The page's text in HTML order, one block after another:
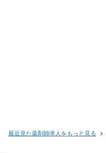
最近見た薬剤師求人をもっと見る